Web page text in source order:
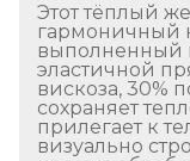
Этот тёплый
гармоничный
выполненный
эластичной
вискоза, 30%
сохраняет
прилегает к
визуально